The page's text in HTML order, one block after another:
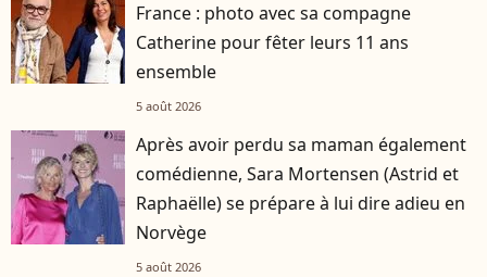
France : photo avec sa compagne
Catherine pour fêter leurs 11 ans
ensemble
5 août 2026
Après avoir perdu sa maman également
comédienne, Sara Mortensen (Astrid et
Raphaëlle) se prépare à lui dire adieu en
Norvège
5 août 2026